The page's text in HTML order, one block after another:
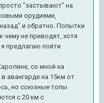
"застывают" на
орудиями,
и обратно. Попытки
чему не приводят, хотя
предлагаю пойти
со мной на
авангарде на 15км от
но союзные топы
с 20 км с